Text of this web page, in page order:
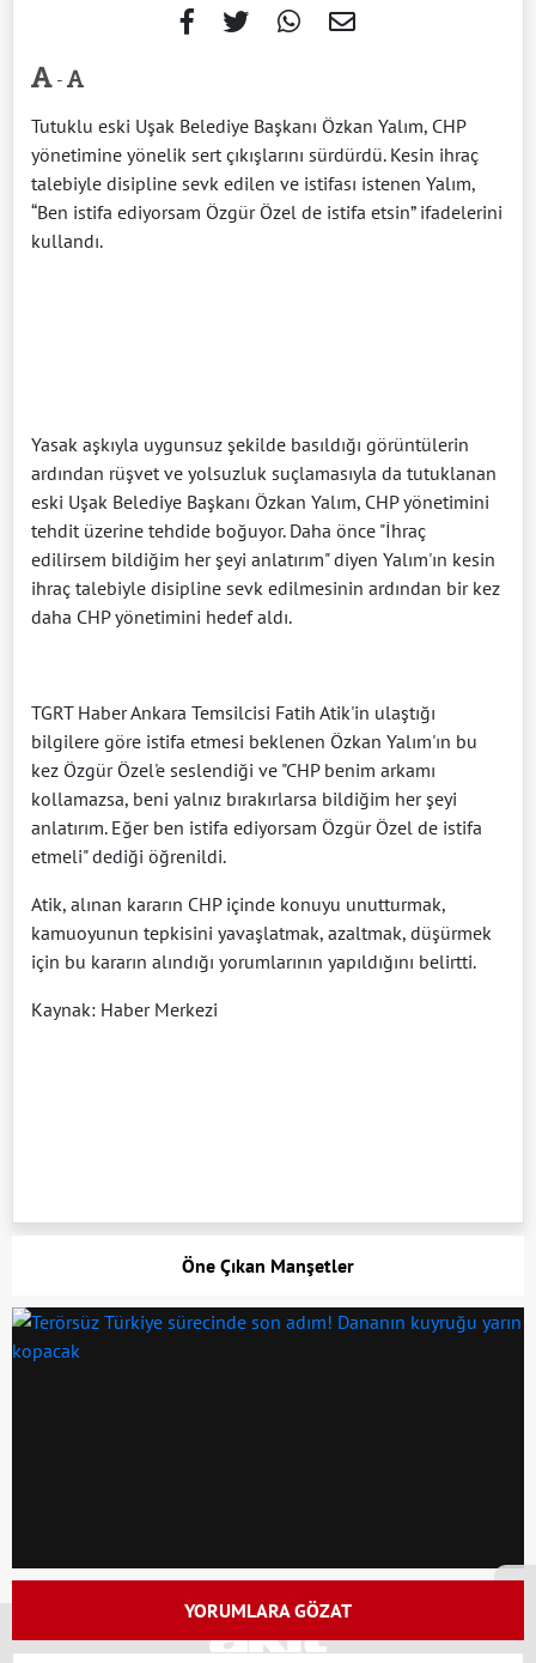
-
Tutuklu eski Uşak Belediye Başkanı Özkan Yalım, CHP
yönetimine yönelik sert çıkışlarını sürdürdü. Kesin ihraç
talebiyle disipline sevk edilen ve istifası istenen Yalım,
“Ben istifa ediyorsam Özgür Özel de istifa etsin” ifadelerini
kullandı.
Yasak aşkıyla uygunsuz şekilde basıldığı görüntülerin
ardından rüşvet ve yolsuzluk suçlamasıyla da tutuklanan
eski Uşak Belediye Başkanı Özkan Yalım, CHP yönetimini
tehdit üzerine tehdide boğuyor. Daha önce "İhraç
edilirsem bildiğim her şeyi anlatırım" diyen Yalım'ın kesin
ihraç talebiyle disipline sevk edilmesinin ardından bir kez
daha CHP yönetimini hedef aldı.
TGRT Haber Ankara Temsilcisi Fatih Atik'in ulaştığı
bilgilere göre istifa etmesi beklenen Özkan Yalım'ın bu
kez Özgür Özel'e seslendiği ve "CHP benim arkamı
kollamazsa, beni yalnız bırakırlarsa bildiğim her şeyi
anlatırım. Eğer ben istifa ediyorsam Özgür Özel de istifa
etmeli" dediği öğrenildi.
Atik, alınan kararın CHP içinde konuyu unutturmak,
kamuoyunun tepkisini yavaşlatmak, azaltmak, düşürmek
için bu kararın alındığı yorumlarının yapıldığını belirtti.
Kaynak: Haber Merkezi
Öne Çıkan Manşetler
YORUMLARA GÖZAT
x